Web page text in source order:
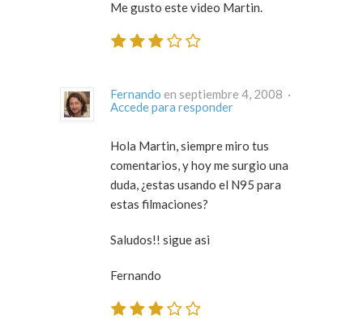
Me gusto este video Martin.
Fernando
en septiembre 4, 2008 ·
Accede para responder
Hola Martin, siempre miro tus
comentarios, y hoy me surgio una
duda, ¿estas usando el N95 para
estas filmaciones?
Saludos!! sigue asi
Fernando